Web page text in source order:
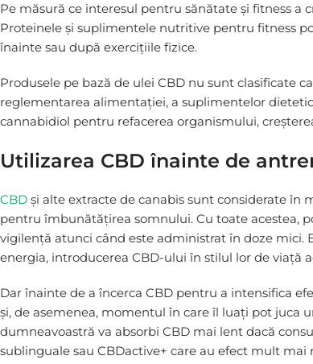
Pe măsură ce interesul pentru sănătate și fitness
Proteinele și suplimentele nutritive pentru fitness
înainte sau după exercițiile fizice.
Produsele pe bază de ulei CBD nu sunt clasificate
reglementarea alimentației, a suplimentelor
cannabidiol pentru refacerea organismului,
Utilizarea CBD înainte de
CBD și alte extracte de canabis sunt considerate în
pentru îmbunătățirea somnului. Cu toate acestea,
vigilență atunci când este administrat în doze mici.
energia, introducerea CBD-ului în stilul lor de viață
Dar înainte de a încerca CBD pentru a intensifica
și, de asemenea, momentul în care îl luați pot juca
dumneavoastră va absorbi CBD mai lent dacă
sublinguale sau CBDactive+ care au efect mult